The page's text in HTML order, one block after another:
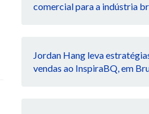
comercial para a indústria
Jordan Hang leva
vendas ao InspiraBQ, em